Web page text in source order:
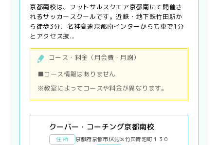
京都南校は、フットサルスクエア京都南にて開催さ
れるサッカースクールです。近鉄・地下鉄竹田駅か
ら徒歩3分、名神高速京都南インターからも車で1分
とアクセス抜...
コース・料金（月会費・月謝）
■コース情報はありません
※教室によってコースや料金が異なります。
クーバー・コーチング京都南校
住 所 京都府京都市伏見区竹田青池町１３０